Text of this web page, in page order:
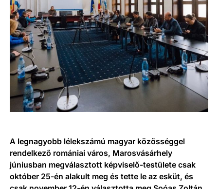
A legnagyobb lélekszámú magyar közösséggel
rendelkező romániai város, Marosvásárhely
júniusban megválasztott képviselő-testülete csak
október 25-én alakult meg és tette le az esküt, és